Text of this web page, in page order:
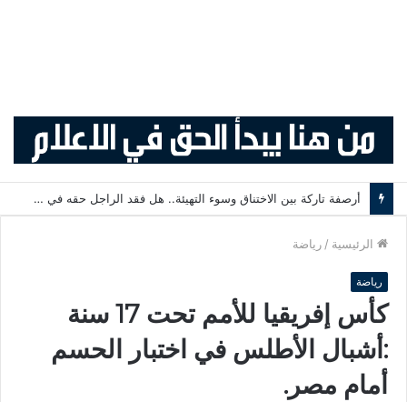
أرصفة تاركة بين الاختناق وسوء التهيئة.. هل فقد الراجل حقه في التنقل الآمن؟
الرئيسية / رياضة
رياضة
كأس إفريقيا للأمم تحت 17 سنة
:أشبال الأطلس في اختبار الحسم
أمام مصر.